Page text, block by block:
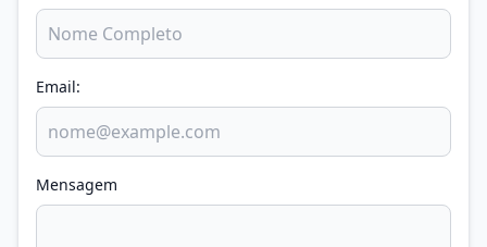
Email:
Mensagem